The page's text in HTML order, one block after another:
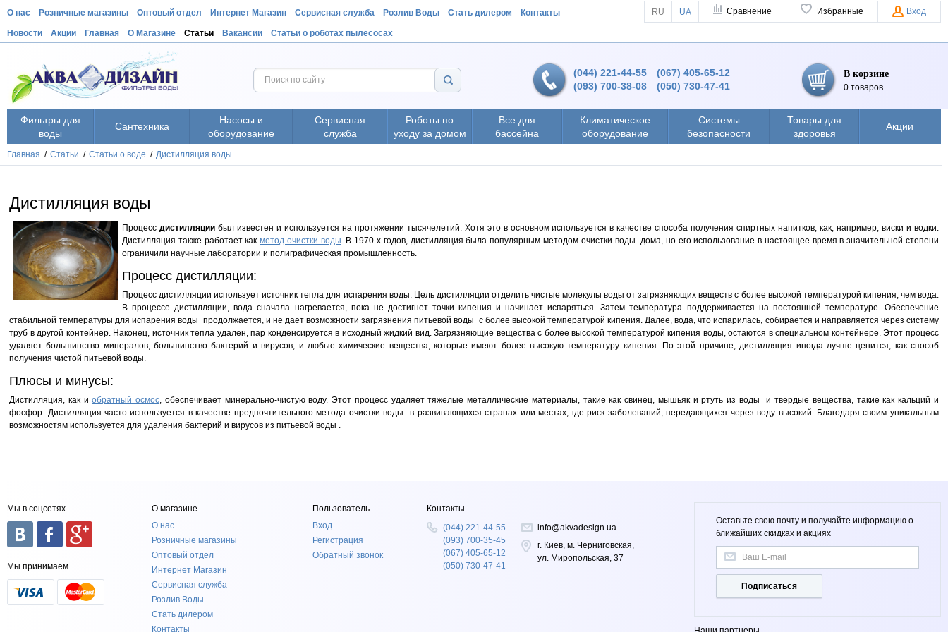
О нас Розничные магазины Оптовый отдел Интернет Магазин Сервисная служба Розлив Воды Стать дилером Контакты
Новости Акции Главная О Магазине Статьи Вакансии Статьи о роботах пылесосах
RU UA Сравнение Избранные Вход
(044) 221-44-55
(093) 700-38-08
(067) 405-65-12
(050) 730-47-41
В корзине
0 товаров
Фильтры для
воды
Сантехника
Насосы и
оборудование
Сервисная
служба
Роботы по
уходу за домом
Все для
бассейна
Климатическое
оборудование
Системы
безопасности
Товары для
здоровья
Акции
Главная / Статьи / Статьи о воде / Дистилляция воды
Дистилляция воды
Процесс дистилляции был известен и используется на протяжении тысячелетий. Хотя это в основном используется в качестве способа получения спиртных напитков, как, например, виски и водки.
Дистилляция также работает какметод очистки воды. В 1970-х годов, дистилляция была популярным методом очистки воды дома, но его использование в настоящее время в значительной степени
ограничили научные лаборатории и полиграфическая промышленность.
Процесс дистилляции:
Процесс дистилляции использует источник тепла для испарения воды. Цель дистилляции отделить чистые молекулы воды от загрязняющих веществ с более высокой температурой кипения, чем вода.
В процессе дистилляции, вода сначала нагревается, пока не достигнет точки кипения и начинает испаряться. Затем температура поддерживается на постоянной температуре. Обеспечение
стабильной температуры для испарения воды продолжается, и не дает возможности загрязнения питьевой воды с более высокой температурой кипения. Далее, вода, что испарилась, собирается и направляется через систему
труб в другой контейнер. Наконец, источник тепла удален, пар конденсируется в исходный жидкий вид. Загрязняющие вещества с более высокой температурой кипения воды, остаются в специальном контейнере. Этот процесс
удаляет большинство минералов, большинство бактерий и вирусов, и любые химические вещества, которые имеют более высокую температуру кипения. По этой причине, дистилляция иногда лучше ценится, как способ
получения чистой питьевой воды.
Плюсы и минусы:
Дистилляция, как иобратный осмос, обеспечивает минерально-чистую воду. Этот процесс удаляет тяжелые металлические материалы, такие как свинец, мышьяк и ртуть из воды и твердые вещества, такие как кальций и
фосфор. Дистилляция часто используется в качестве предпочтительного метода очистки воды в развивающихся странах или местах, где риск заболеваний, передающихся через воду высокий. Благодаря своим уникальным
возможностям используется для удаления бактерий и вирусов из питьевой воды .
Мы в соцсетях
Мы принимаем
О магазине
О нас
Розничные магазины
Оптовый отдел
Интернет Магазин
Сервисная служба
Розлив Воды
Стать дилером
Контакты
Пользователь
Вход
Регистрация
Обратный звонок
Контакты
(044) 221-44-55
(093) 700-35-45
(067) 405-65-12
(050) 730-47-41
info@akvadesign.ua
г. Киев, м. Черниговская,
ул. Миропольская, 37
Оставьте свою почту и получайте информацию о
ближайших скидках и акциях
Подписаться